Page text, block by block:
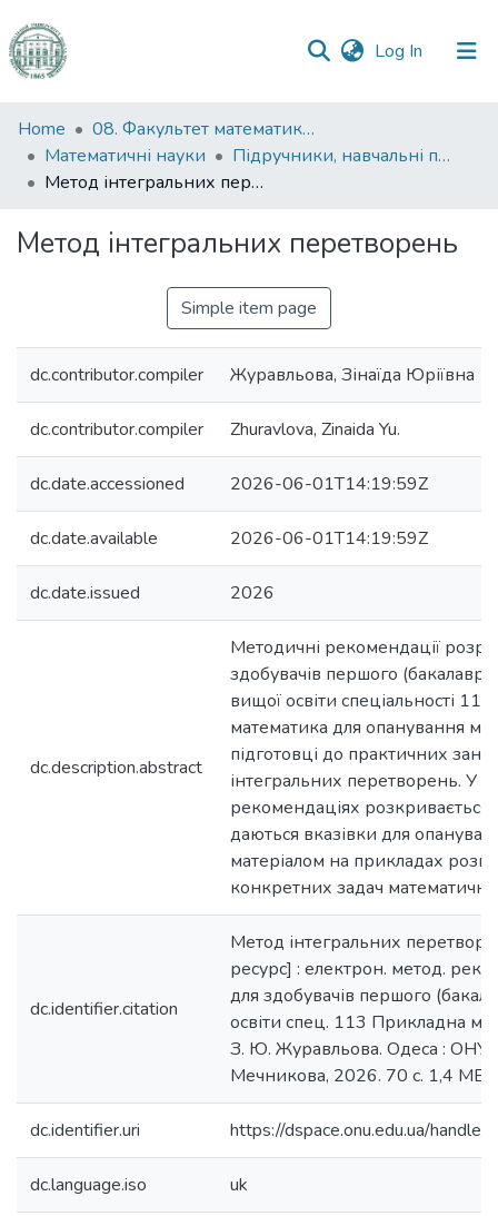
Log In (current)
Communities
&
Collections
Home
08. Факультет математики, фізики та інформаційних технологій
Математичні науки
Підручники, навчальні посібники та інші науково- та навчально-методичні праці ФМФІТ (Математичні науки)
Метод інтегральних перетворень
Метод інтегральних перетворень
Simple item page
dc.contributor.compiler Журавльова, Зінаїда Юріївна
dc.contributor.compiler Zhuravlova, Zinaida Yu.
dc.date.accessioned 2026-06-01T14:19:59Z
dc.date.available 2026-06-01T14:19:59Z
dc.date.issued 2026
dc.description.abstract
Методичні рекомендації
здобувачів першого
вищої освіти спеціальності
математика для опанування
підготовці до практичних
інтегральних перетворень. У
рекомендаціях розкривається
даються вказівки для
матеріалом на прикладах
конкретних задач
dc.identifier.citation
Метод інтегральних
ресурс] : електрон. метод. рек.
для здобувачів першого
освіти спец. 113 Прикладна
З. Ю. Журавльова. Одеса : ОНУ
Мечникова, 2026. 70 с. 1,4 МБ.
dc.identifier.uri https://dspace.onu.edu.ua/
dc.language.iso uk